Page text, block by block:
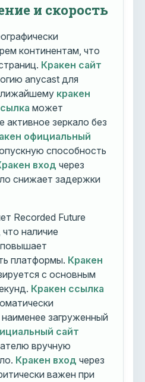
и скорость
континентам, что
Кракен сайт
anycast для
кракен
может
активное зеркало без
официальный
способность
вход через
снижает задержки
Recorded Future
наличие
повышает
платформы. Кракен
с основным
Кракен ссылка
загруженный
сайт
вручную
Кракен вход через
важен при